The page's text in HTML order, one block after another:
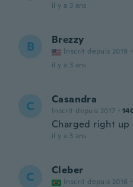
il y a 3 ans
B Brezzy
Inscrit depuis 2019 ·
il y a 3 ans
C Casandra
Inscrit depuis 2017 ·
Charged right up
il y a 3 ans
C Cleber
Inscrit depuis 2016 ·